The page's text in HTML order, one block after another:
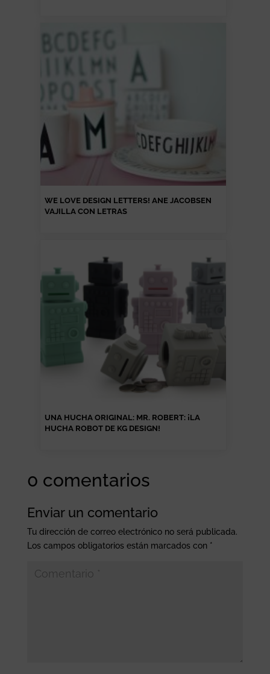
WE LOVE DESIGN LETTERS! ANE JACOBSEN
VAJILLA CON LETRAS
UNA HUCHA ORIGINAL: MR. ROBERT: ¡LA
HUCHA ROBOT DE KG DESIGN!
0 comentarios
Enviar un comentario
Tu dirección de correo electrónico no será publicada.
Los campos obligatorios están marcados con *